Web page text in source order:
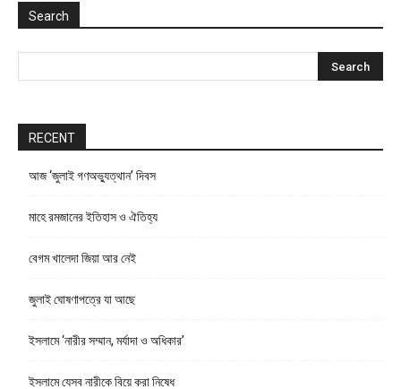
Search
RECENT
আজ ‘জুলাই গণঅভ্যুত্থান’ দিবস
মাহে রমজানের ইতিহাস ও ঐতিহ্য
বেগম খালেদা জিয়া আর নেই
জুলাই ঘোষণাপত্রে যা আছে
ইসলামে ‘নারীর সম্মান, মর্যাদা ও অধিকার’
ইসলামে যেসব নারীকে বিয়ে করা নিষেধ